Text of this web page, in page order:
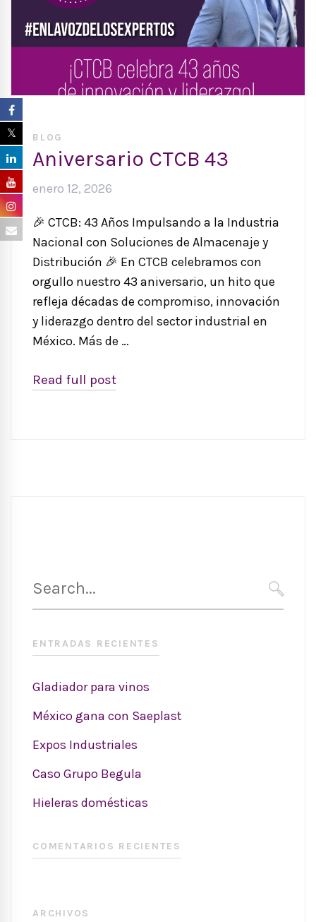
BLOG
Aniversario CTCB 43
enero 12, 2026
🎉 CTCB: 43 Años Impulsando a la Industria
Nacional con Soluciones de Almacenaje y
Distribución 🎉 En CTCB celebramos con
orgullo nuestro 43 aniversario, un hito que
refleja décadas de compromiso, innovación
y liderazgo dentro del sector industrial en
México. Más de …
Read full post
for:
ENTRADAS RECIENTES
Gladiador para vinos
México gana con Saeplast
Expos Industriales
Caso Grupo Begula
Hieleras domésticas
COMENTARIOS RECIENTES
ARCHIVOS